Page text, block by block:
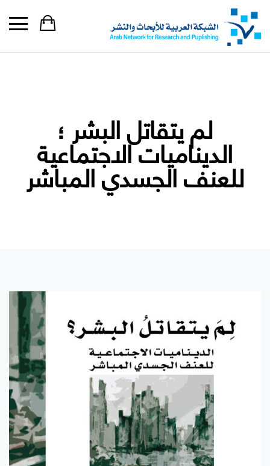
لم يتقاتل البشر ؛
الديناميات الاجتماعية
للعنف الجسدي المباشر